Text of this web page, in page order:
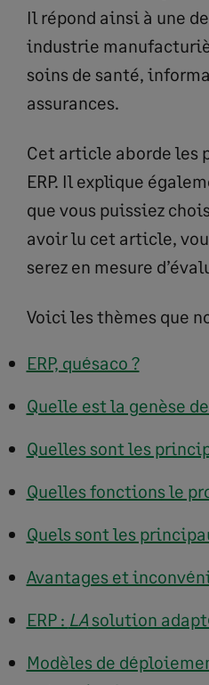
Il répond ainsi à une
industrie
soins de santé,
assurances.
Cet article aborde les
ERP. Il explique
que vous puissiez
avoir lu cet article,
serez en mesure
Voici les thèmes que
ERP, quésaco ?
Quelle est la genèse de
Quelles sont les
Quelles fonctions le
Quels sont les
Avantages et
ERP : LAsolution
Modèles de